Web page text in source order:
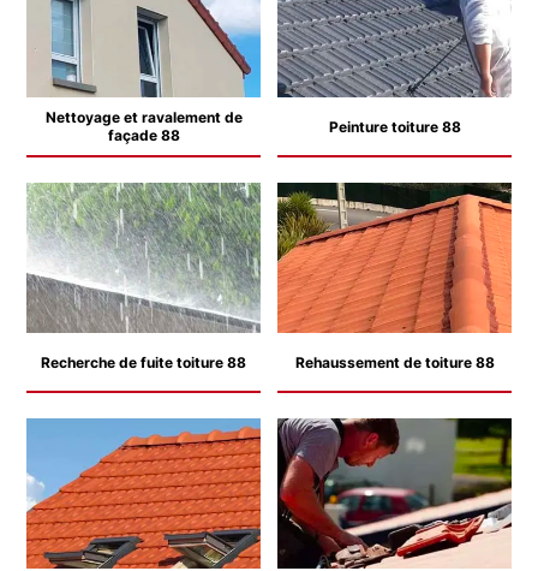
Nettoyage et ravalement de
façade 88
Peinture toiture 88
Recherche de fuite toiture 88 Rehaussement de toiture 88